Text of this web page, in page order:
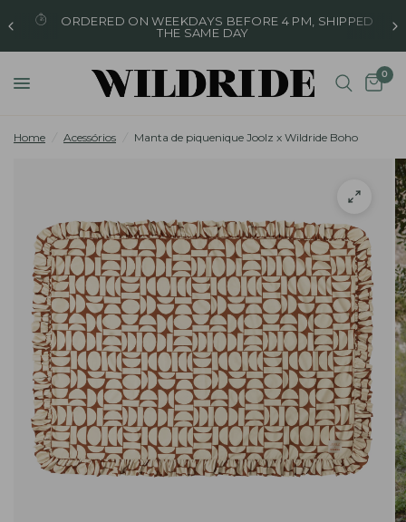
FREE SHIPPING WITHIN THE EU ON ALL
FROM €90
0
Home Acessórios Manta de piquenique Joolz x Wildride Boho